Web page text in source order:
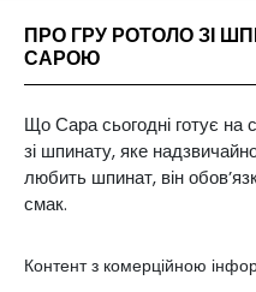
ПРО ГРУ РОТОЛО ЗІ
САРОЮ
Що Сара сьогодні готує на
зі шпинату, яке
любить шпинат, він
смак.
Контент з комерційною